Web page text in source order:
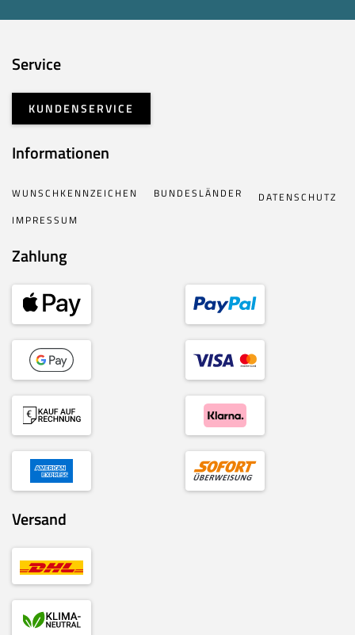
Service
KUNDENSERVICE
Informationen
WUNSCHKENNZEICHEN BUNDESLÄNDER
DATENSCHUTZ
IMPRESSUM
Zahlung
Versand